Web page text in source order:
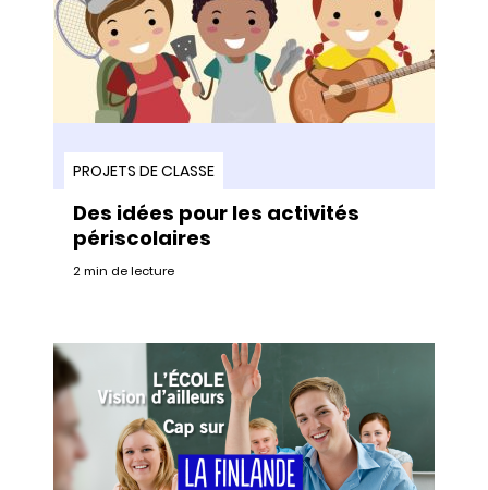
PROJETS DE CLASSE
Des idées pour les activités
périscolaires
2 min de lecture